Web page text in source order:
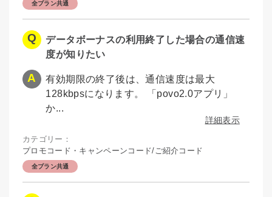
全プラン共通
データボーナスの利用終了した場合の通信速
度が知りたい
有効期限の終了後は、通信速度は最大
128kbpsになります。 「povo2.0アプリ」
か...
詳細表示
カテゴリー：
プロモコード・キャンペーンコード/ご紹介コード
全プラン共通